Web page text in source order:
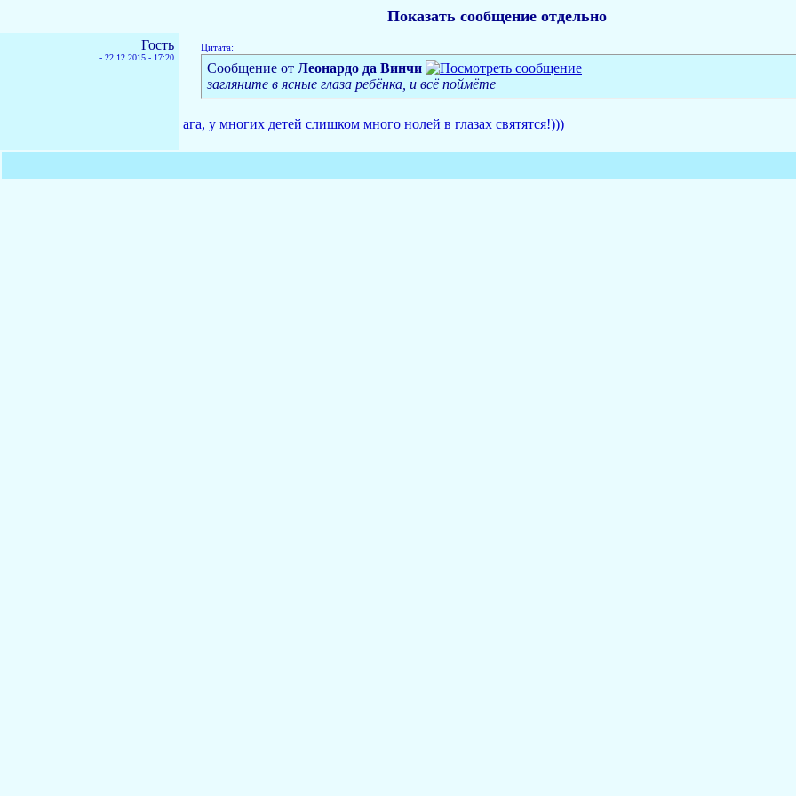
Показать сообщение отдельно
Гость
- 22.12.2015 - 17:20
Цитата:
Сообщение от Леонардо да Винчи
загляните в ясные глаза ребёнка, и всё поймёте
ага, у многих детей слишком много нолей в глазах святятся!)))